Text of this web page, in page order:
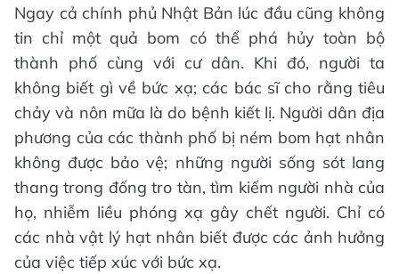
Ngay cả chính phủ Nhật Bản lúc đầu cũng không
tin chỉ một quả bom có thể phá hủy toàn bộ
thành phố cùng với cư dân. Khi đó, người ta
không biết gì về bức xạ; các bác sĩ cho rằng tiêu
chảy và nôn mữa là do bệnh kiết lị. Người dân địa
phương của các thành phố bị ném bom hạt nhân
không được bảo vệ; những người sống sót lang
thang trong đống tro tàn, tìm kiếm người nhà của
họ, nhiễm liều phóng xạ gây chết người. Chỉ có
các nhà vật lý hạt nhân biết được các ảnh hưởng
của việc tiếp xúc với bức xạ.